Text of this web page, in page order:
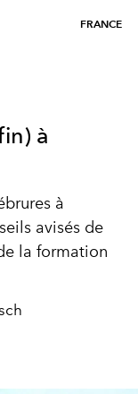
FRANCE
à
à
avisés de
la formation